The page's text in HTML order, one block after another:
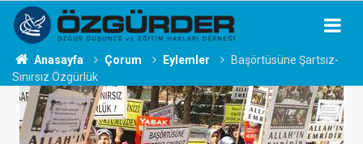
Anasayfa Çorum Eylemler
Başörtüsüne Şartsız-
Sınırsız Özgürlük